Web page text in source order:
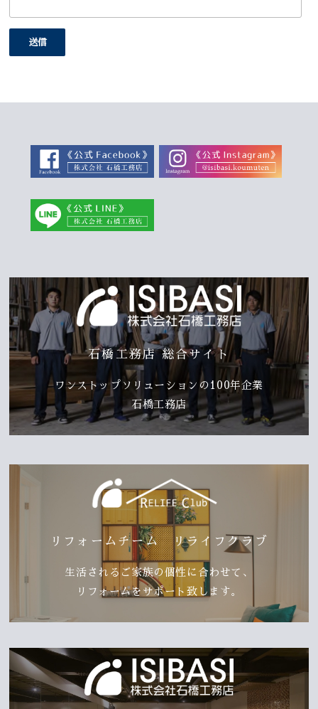
石橋工務店 総合サイト
ワンストップソリューションの100年企業
石橋工務店
リフォームチーム リライフクラブ
生活されるご家族の個性に合わせて、
リフォームをサポート致します。